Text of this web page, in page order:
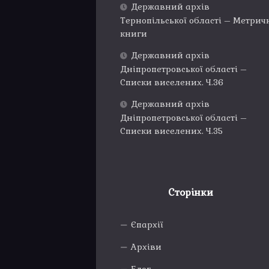
Державний архів
Тернопільської області –
книги
Державний архів
Дніпропетровської області –
Списки виселених. Ч.36
Державний архів
Дніпропетровської області –
Списки виселених. Ч.35
Сторінки
Єпархії
Архіви